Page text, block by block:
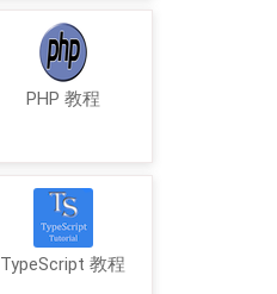
PHP 教程
TypeScript 教程